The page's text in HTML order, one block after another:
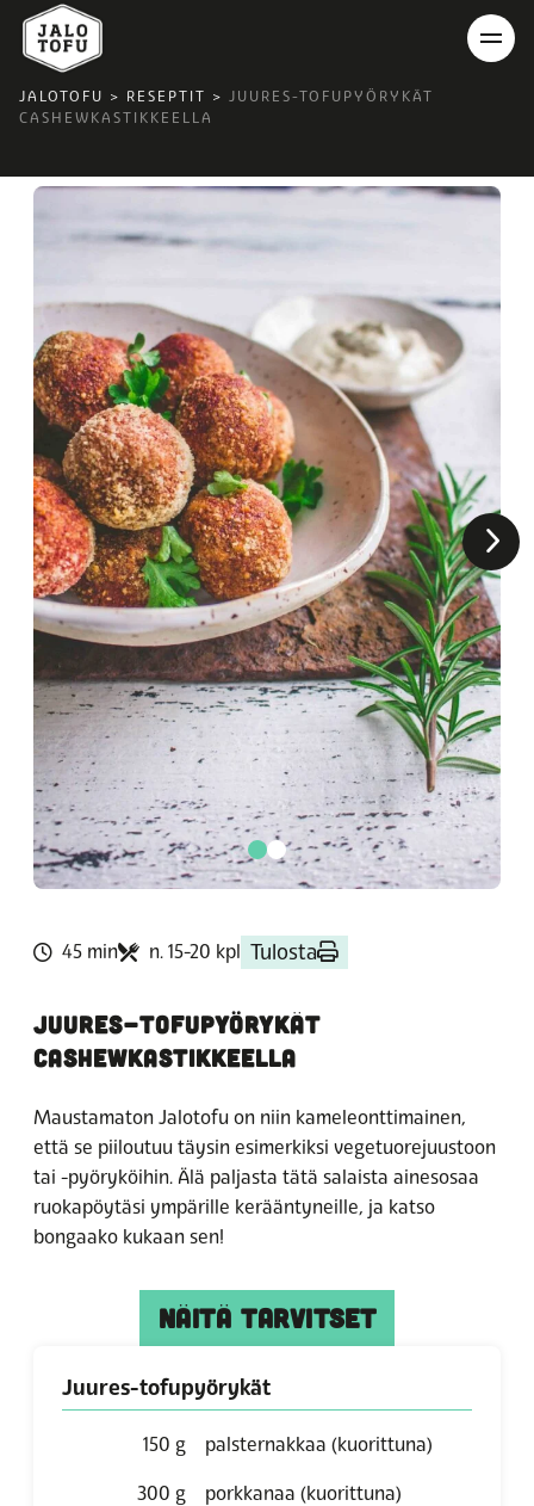
JALOTOFU > RESEPTIT > JUURES-TOFUPYÖRYKÄT
CASHEWKASTIKKEELLA
45 min n. 15-20 kpl Tulosta
JUURES-TOFUPYÖRYKÄT
CASHEWKASTIKKEELLA
Maustamaton Jalotofu on niin kameleonttimainen,
että se piiloutuu täysin esimerkiksi vegetuorejuustoon
tai -pyöryköihin. Älä paljasta tätä salaista ainesosaa
ruokapöytäsi ympärille kerääntyneille, ja katso
bongaako kukaan sen!
NÄITÄ TARVITSET
Juures-tofupyörykät
150 g palsternakkaa (kuorittuna)
300 g porkkanaa (kuorittuna)